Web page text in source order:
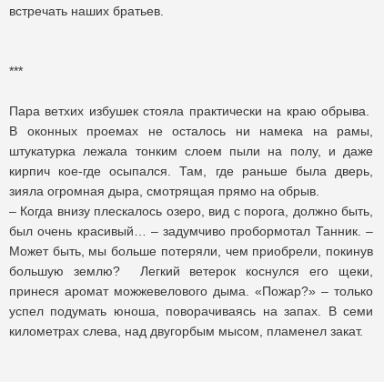
встречать наших братьев.
***
Пара ветхих избушек стояла практически на краю обрыва.
В оконных проемах не осталось ни намека на рамы,
штукатурка лежала тонким слоем пыли на полу, и даже
кирпич кое-где осыпался. Там, где раньше была дверь,
зияла огромная дыра, смотрящая прямо на обрыв.
– Когда внизу плескалось озеро, вид с порога, должно быть,
был очень красивый… – задумчиво пробормотал Танник. –
Может быть, мы больше потеряли, чем приобрели, покинув
большую землю? Легкий ветерок коснулся его щеки,
принеся аромат можжевелового дыма. «Пожар?» – только
успел подумать юноша, поворачиваясь на запах. В семи
километрах слева, над двугорбым мысом, пламенел закат.